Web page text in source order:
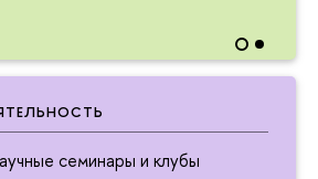
семинары и клубы